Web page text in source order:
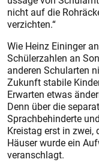
nicht auf die
verzichten.“
Wie Heinz Eininger
Schülerzahlen an
anderen Schularten
Zukunft stabile
Erwarten etwas
Denn über die
Sprachbehinderte
Kreistag erst in zwei,
Häuser wurde ein
veranschlagt.